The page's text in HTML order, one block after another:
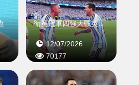
衛冕冠軍四強大戰英格蘭
12/07/2026
70177